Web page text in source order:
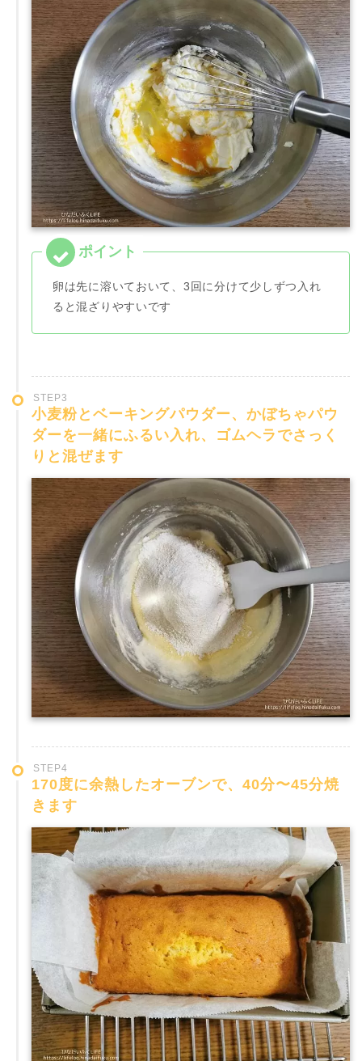
卵は先に溶いておいて、3回に分けて少しずつ入れ
ると混ざりやすいです
STEP3
小麦粉とベーキングパウダー、かぼちゃパウ
ダーを一緒にふるい入れ、ゴムヘラでさっく
りと混ぜます
STEP4
170度に余熱したオーブンで、40分〜45分焼
きます